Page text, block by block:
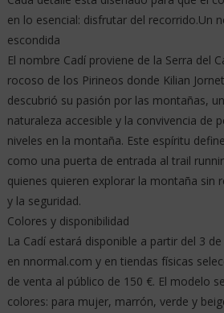
en lo esencial: disfrutar del recorrido.Un
escondida
El nombre Cadí proviene de la Serra del
rocoso de los Pirineos donde Kilian
descubrió su pasión por las montañas,
naturaleza accesible y la convivencia de
niveles en la montaña. Este espíritu
como una puerta de entrada al trail
quienes quieren explorar la montaña sin
y la seguridad.
Colores y disponibilidad
La Cadí estará disponible a partir del 3
en nnormal.com y en tiendas físicas
de venta al público de 150 €. El modelo
colores: para mujer, marrón, verde y